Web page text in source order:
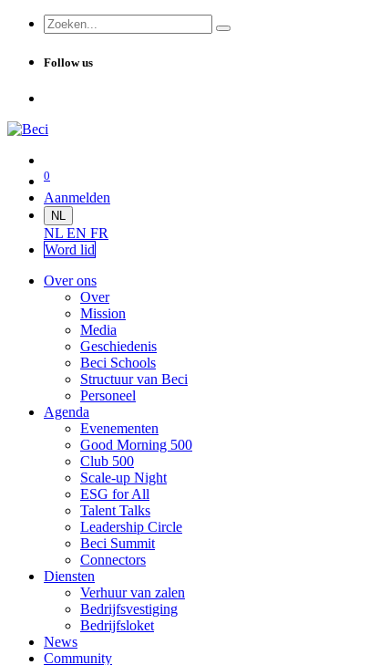
Follow us
0
Aanmelden
NL
NL EN FR
Word lid
Over ons
Over
Mission
Media
Geschiedenis
Beci Schools
Structuur van Beci
Personeel
Agenda
Evenementen
Good Morning 500
Club 500
Scale-up Night
ESG for All
Talent Talks
Leadership Circle
Beci Summit
Connectors
Diensten
Verhuur van zalen
Bedrijfsvestiging
Bedrijfsloket
News
Community